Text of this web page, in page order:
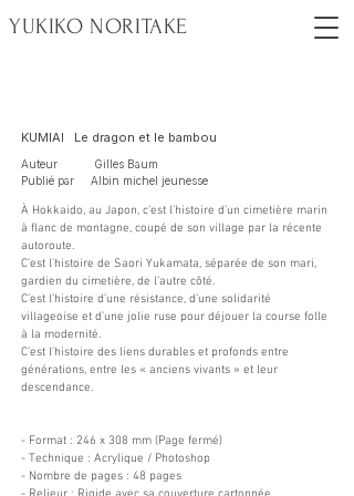
YUKIKO NORITAKE
KUMIAI Le dragon et le bambou
Auteur Gilles Baum
Publié par Albin michel jeunesse
À Hokkaido, au Japon, c’est l’histoire d’un cimetière marin
à flanc de montagne, coupé de son village par la récente
autoroute.
C’est l’histoire de Saori Yukamata, séparée de son mari,
gardien du cimetière, de l’autre côté.
C’est l’histoire d’une résistance, d’une solidarité
villageoise et d’une jolie ruse pour déjouer la course folle
à la modernité.
C’est l’histoire des liens durables et profonds entre
générations, entre les « anciens vivants » et leur
descendance.
- Format : 246 x 308 mm (Page fermé)
- Technique : Acrylique / Photoshop
- Nombre de pages : 48 pages